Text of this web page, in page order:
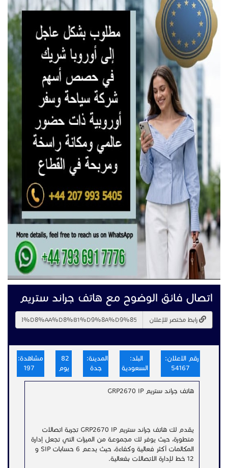
اتصال فائق الوضوح مع هاتف جراند ستريم
رابط مختصر للإعلان
رقم الاعلان:
54167
البلد:
السعودية
المدينة:
جدة
يوم
مشاهدة:
هاتف جراند ستريم GRP2670 IP
يقدم لك هاتف جراند ستريم GRP2670 IP تجربة اتصالات
متطورة، حيث يوفر لك مجموعة من الميزات التي تجعل إدارة
المكالمات أكثر فعالية وكفاءة، حيث يدعم 6 حسابات SIP و
12 خط لإدارة الاتصالات بفعالية.